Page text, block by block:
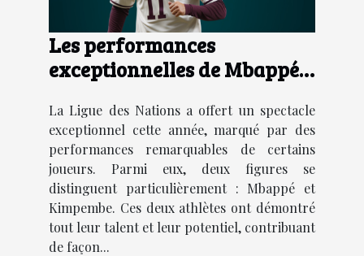
Les performances
exceptionnelles de Mbappé
des Nations : analyse et
perspectives
La Ligue des Nations a offert un spectacle
exceptionnel cette année, marqué par des
performances remarquables de certains
joueurs. Parmi eux, deux figures se
distinguent particulièrement : Mbappé et
Kimpembe. Ces deux athlètes ont démontré
tout leur talent et leur potentiel, contribuant
de façon...